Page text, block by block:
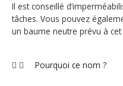
Il est conseillé
tâches. Vous pouvez
un baume neutre prévu à cet
Pourquoi ce nom ?